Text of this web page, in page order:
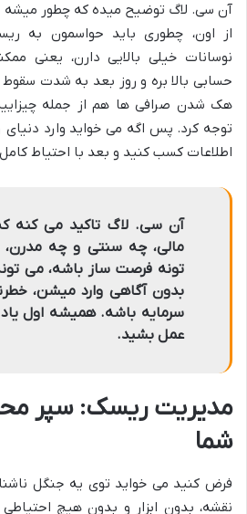
آن سی. لاگ توضیح میده که چطور میشه
از اون، چطوری باید حواسمون به
نوسانات خیلی بالایی دارن، یعنی
حسابی بالا بره و روز بعد به شدت
هک شدن صرافی ها هم از جمله
توجه کرد. پس اگه می خواید وارد دنیای
اطلاعات کسب کنید و بعد با احتیاط کامل
آن سی. لاگ تاکید می کنه که
مالی، چه سنتی و چه
تونه فرصت ساز باشه، می
بدون آگاهی وارد میشن،
سرمایه باشه. همیشه اول یاد
عمل بشید.
مدیریت ریسک: سپر
شما
فرض کنید می خواید توی یه جنگل
نقشه، بدون ابزار و بدون هیچ